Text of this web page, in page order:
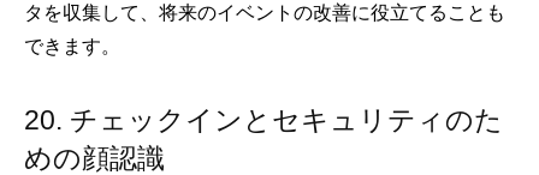
タを収集して、将来のイベントの改善に役立てることも
できます。
20. チェックインとセキュリティのた
めの顔認識